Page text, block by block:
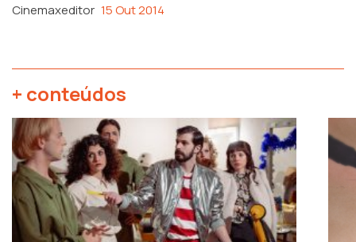
Cinemaxeditor 15 Out 2014
+ conteúdos